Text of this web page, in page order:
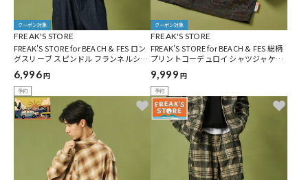
クーポン対象
FREAK'S STORE
FREAK'S STORE for BEACH & FES ロン
グスリーブ スピンドル フランネルシャ
ツ
6,996 円
予約
クーポン対象
FREAK'S STORE
FREAK'S STORE for BEACH & FES 総柄
プリントコーデュロイ シャツジャケッ
ト [セットアップ対応]
9,999 円
予約